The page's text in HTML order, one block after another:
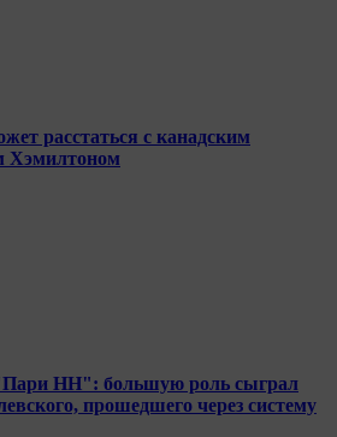
расстаться с канадским
Хэмилтоном
НН": большую роль сыграл
прошедшего через систему